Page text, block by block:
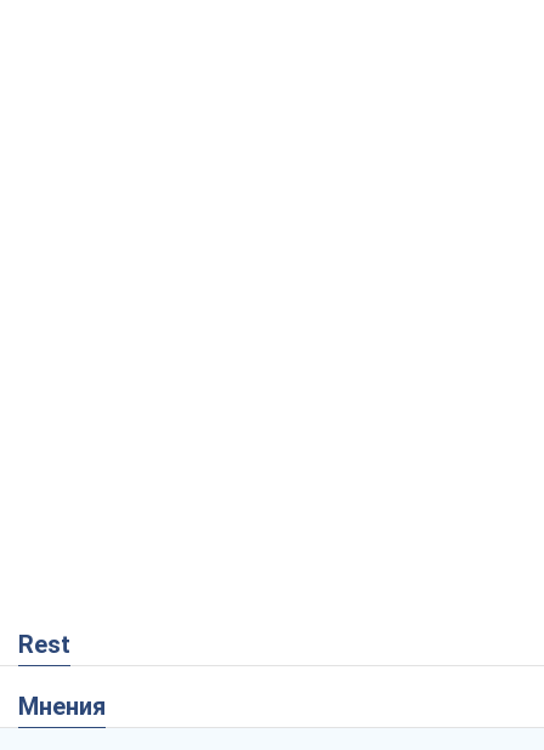
Rest
Мнения